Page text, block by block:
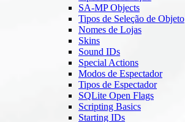
SA-MP Objects
Tipos de Seleção de Objeto
Nomes de Lojas
Skins
Sound IDs
Special Actions
Modos de Espectador
Tipos de Espectador
SQLite Open Flags
Scripting Basics
Starting IDs